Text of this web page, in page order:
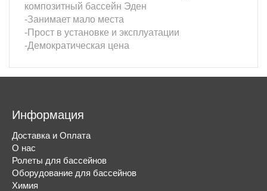
композитный бассейн Эден
-Занимает мало места
-Прост в установке и эксплуатации
-Демократическая цена
Информация
Доставка и Оплата
О нас
Ролеты для бассейнов
Оборудование для бассейнов
Химия